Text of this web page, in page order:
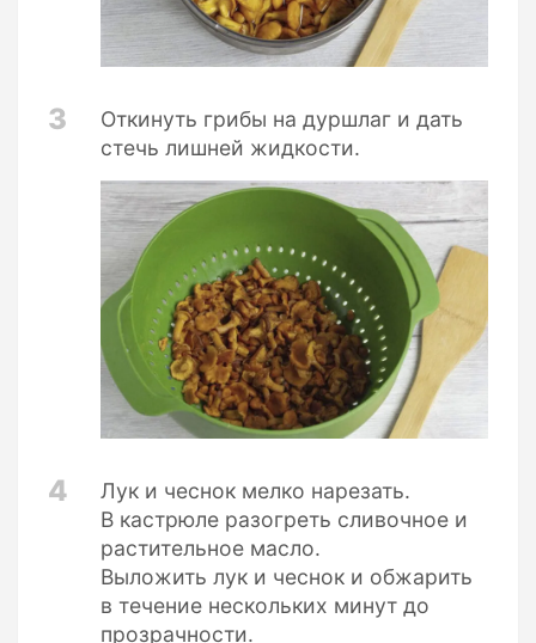
3
Откинуть грибы на дуршлаг и дать
стечь лишней жидкости.
4
Лук и чеснок мелко нарезать.
В кастрюле разогреть сливочное и
растительное масло.
Выложить лук и чеснок и обжарить
в течение нескольких минут до
прозрачности.